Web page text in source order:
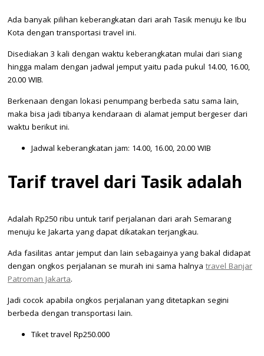
Ada banyak pilihan keberangkatan dari arah Tasik menuju ke Ibu
Kota dengan transportasi travel ini.
Disediakan 3 kali dengan waktu keberangkatan mulai dari siang
hingga malam dengan jadwal jemput yaitu pada pukul 14.00, 16.00,
20.00 WIB.
Berkenaan dengan lokasi penumpang berbeda satu sama lain,
maka bisa jadi tibanya kendaraan di alamat jemput bergeser dari
waktu berikut ini.
Jadwal keberangkatan jam: 14.00, 16.00, 20.00 WIB
Tarif travel dari Tasik adalah
Adalah Rp250 ribu untuk tarif perjalanan dari arah Semarang
menuju ke Jakarta yang dapat dikatakan terjangkau.
Ada fasilitas antar jemput dan lain sebagainya yang bakal didapat
dengan ongkos perjalanan se murah ini sama halnya travel Banjar
Patroman Jakarta.
Jadi cocok apabila ongkos perjalanan yang ditetapkan segini
berbeda dengan transportasi lain.
Tiket travel Rp250.000